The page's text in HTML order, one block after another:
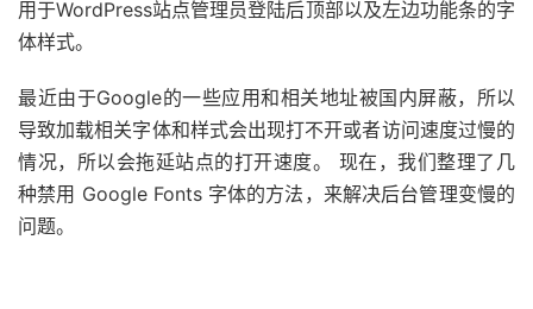
用于WordPress站点管理员登陆后顶部以及左边功能条的字
体样式。
最近由于Google的一些应用和相关地址被国内屏蔽，所以
导致加载相关字体和样式会出现打不开或者访问速度过慢的
情况，所以会拖延站点的打开速度。 现在，我们整理了几
种禁用 Google Fonts 字体的方法，来解决后台管理变慢的
问题。